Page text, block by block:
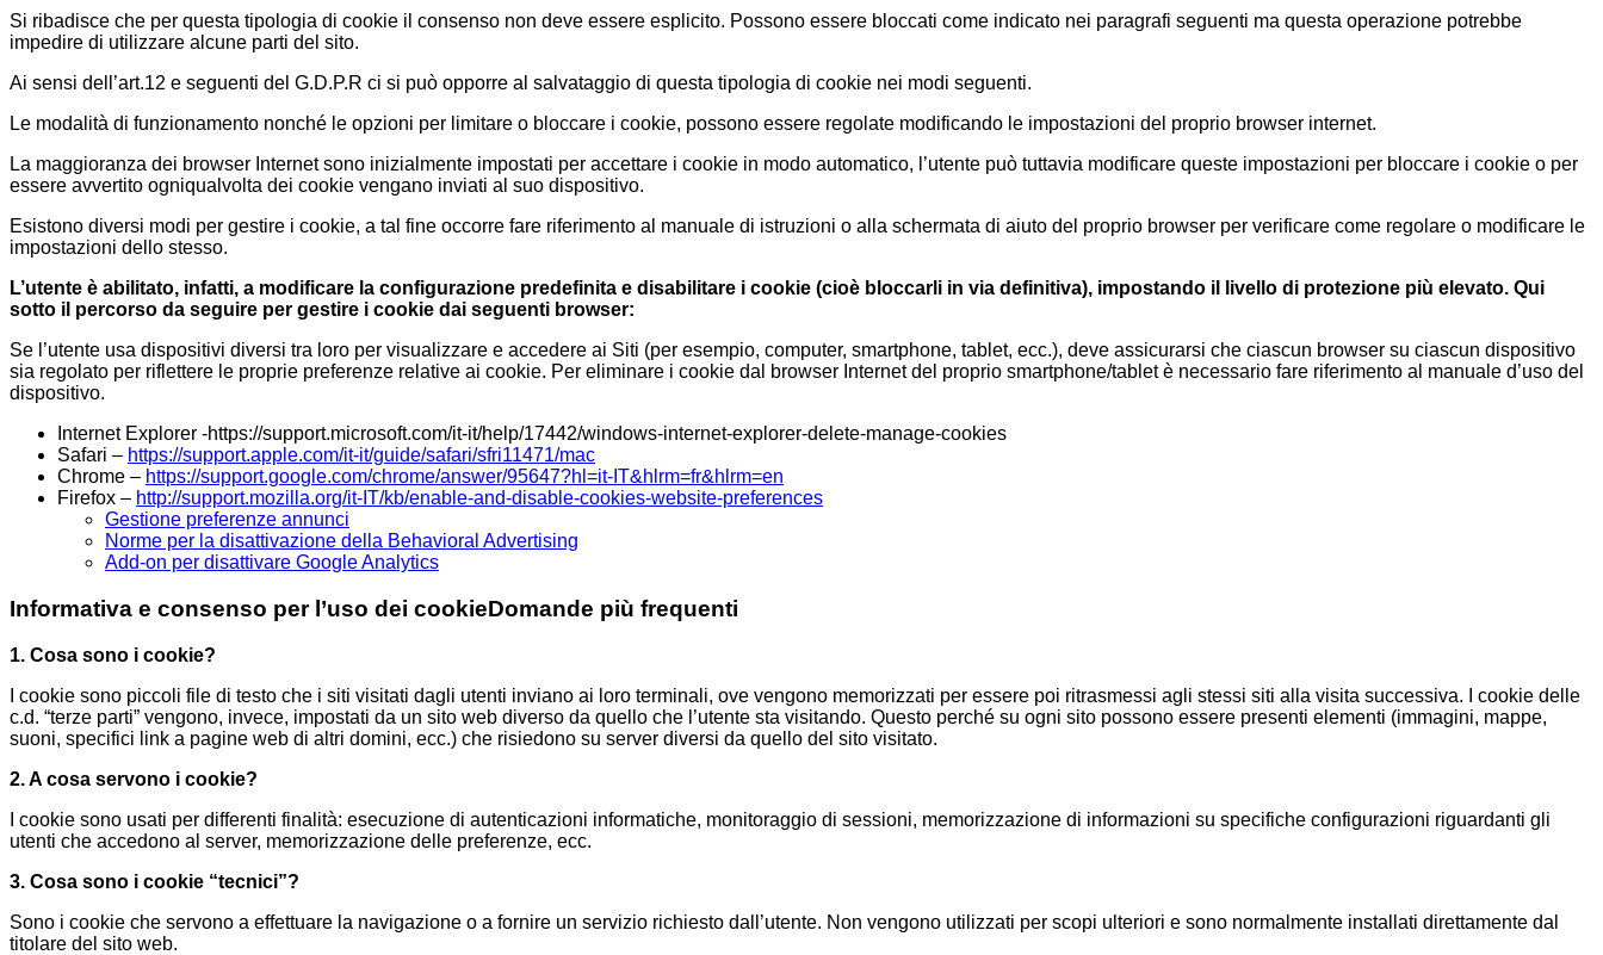
Si ribadisce che per questa tipologia di cookie il consenso non deve essere esplicito. Possono essere bloccati come indicato nei paragrafi seguenti ma questa operazione potrebbe
impedire di utilizzare alcune parti del sito.
Ai sensi dell’art.12 e seguenti del G.D.P.R ci si può opporre al salvataggio di questa tipologia di cookie nei modi seguenti.
Le modalità di funzionamento nonché le opzioni per limitare o bloccare i cookie, possono essere regolate modificando le impostazioni del proprio browser internet.
La maggioranza dei browser Internet sono inizialmente impostati per accettare i cookie in modo automatico, l’utente può tuttavia modificare queste impostazioni per bloccare i cookie o per
essere avvertito ogniqualvolta dei cookie vengano inviati al suo dispositivo.
Esistono diversi modi per gestire i cookie, a tal fine occorre fare riferimento al manuale di istruzioni o alla schermata di aiuto del proprio browser per verificare come regolare o modificare le
impostazioni dello stesso.
L’utente è abilitato, infatti, a modificare la configurazione predefinita e disabilitare i cookie (cioè bloccarli in via definitiva), impostando il livello di protezione più elevato. Qui
sotto il percorso da seguire per gestire i cookie dai seguenti browser:
Se l’utente usa dispositivi diversi tra loro per visualizzare e accedere ai Siti (per esempio, computer, smartphone, tablet, ecc.), deve assicurarsi che ciascun browser su ciascun dispositivo
sia regolato per riflettere le proprie preferenze relative ai cookie. Per eliminare i cookie dal browser Internet del proprio smartphone/tablet è necessario fare riferimento al manuale d’uso del
dispositivo.
Internet Explorer -https://support.microsoft.com/it-it/help/17442/windows-internet-explorer-delete-manage-cookies
Safari – https://support.apple.com/it-it/guide/safari/sfri11471/mac
Chrome – https://support.google.com/chrome/answer/95647?hl=it-IT&hlrm=fr&hlrm=en
Firefox – http://support.mozilla.org/it-IT/kb/enable-and-disable-cookies-website-preferences
Gestione preferenze annunci
Norme per la disattivazione della Behavioral Advertising
Add-on per disattivare Google Analytics
Informativa e consenso per l’uso dei cookieDomande più frequenti
1. Cosa sono i cookie?
I cookie sono piccoli file di testo che i siti visitati dagli utenti inviano ai loro terminali, ove vengono memorizzati per essere poi ritrasmessi agli stessi siti alla visita successiva. I cookie delle
c.d. “terze parti” vengono, invece, impostati da un sito web diverso da quello che l’utente sta visitando. Questo perché su ogni sito possono essere presenti elementi (immagini, mappe,
suoni, specifici link a pagine web di altri domini, ecc.) che risiedono su server diversi da quello del sito visitato.
2. A cosa servono i cookie?
I cookie sono usati per differenti finalità: esecuzione di autenticazioni informatiche, monitoraggio di sessioni, memorizzazione di informazioni su specifiche configurazioni riguardanti gli
utenti che accedono al server, memorizzazione delle preferenze, ecc.
3. Cosa sono i cookie “tecnici”?
Sono i cookie che servono a effettuare la navigazione o a fornire un servizio richiesto dall’utente. Non vengono utilizzati per scopi ulteriori e sono normalmente installati direttamente dal
titolare del sito web.